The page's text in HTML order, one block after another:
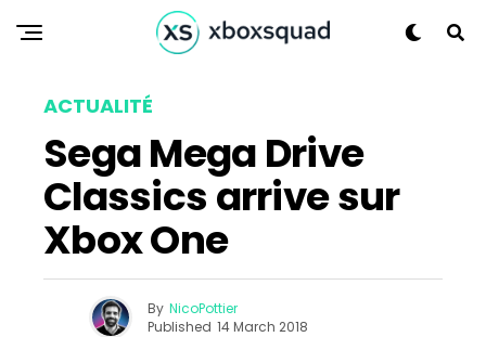
ACTUALITÉ
Sega Mega Drive
Classics arrive sur
Xbox One
By NicoPottier
Published 14 March 2018
Pinterest
Whatsapp
Email